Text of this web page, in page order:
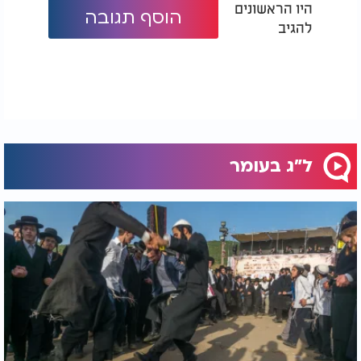
היו הראשונים
להגיב
הוסף תגובה
ל"ג בעומר